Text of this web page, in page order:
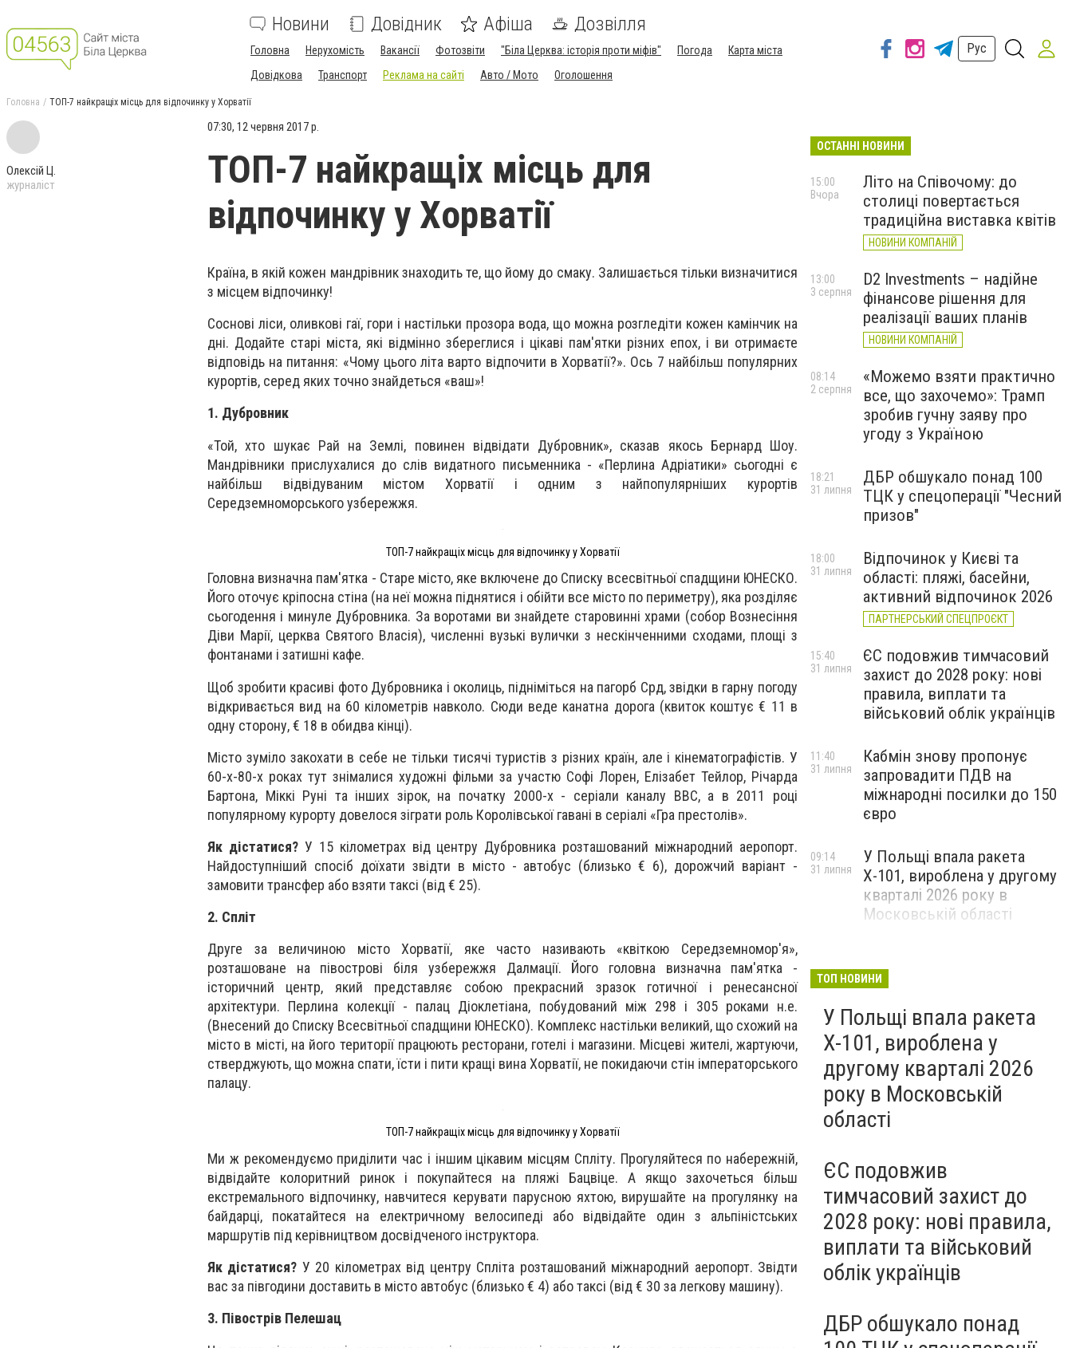
Новини Довідник Афіша Дозвілля
Головна Нерухомість Вакансії Фотозвіти "Біла Церква: історія проти міфів" Погода
Карта міста
Довідкова
Транспорт Реклама на сайті Авто / Мото Оголошення
Рус
Головна ТОП-7 найкращіх місць для відпочинку у Хорватії
Олексій Ц.
журналіст
07:30, 12 червня 2017 р.
ТОП-7 найкращіх місць для
відпочинку у Хорватії
Країна, в якій кожен мандрівник знаходить те, що йому до смаку. Залишається тільки визначитися
з місцем відпочинку!
Соснові ліси, оливкові гаї, гори і настільки прозора вода, що можна розгледіти кожен камінчик на
дні. Додайте старі міста, які відмінно збереглися і цікаві пам'ятки різних епох, і ви отримаєте
відповідь на питання: «Чому цього літа варто відпочити в Хорватії?». Ось 7 найбільш популярних
курортів, серед яких точно знайдеться «ваш»!
1. Дубровник
«Той, хто шукає Рай на Землі, повинен відвідати Дубровник», сказав якось Бернард Шоу.
Мандрівники прислухалися до слів видатного письменника - «Перлина Адріатики» сьогодні є
найбільш відвідуваним містом Хорватії і одним з найпопулярніших курортів
Середземноморського узбережжя.
ТОП-7 найкращіх місць для відпочинку у Хорватії
Головна визначна пам'ятка - Старе місто, яке включене до Списку всесвітньої спадщини ЮНЕСКО.
Його оточує кріпосна стіна (на неї можна піднятися і обійти все місто по периметру), яка розділяє
сьогодення і минуле Дубровника. За воротами ви знайдете старовинні храми (собор Вознесіння
Діви Марії, церква Святого Власія), численні вузькі вулички з нескінченними сходами, площі з
фонтанами і затишні кафе.
Щоб зробити красиві фото Дубровника і околиць, підніміться на пагорб Срд, звідки в гарну погоду
відкривається вид на 60 кілометрів навколо. Сюди веде канатна дорога (квиток коштує € 11 в
одну сторону, € 18 в обидва кінці).
Місто зуміло закохати в себе не тільки тисячі туристів з різних країн, але і кінематографістів. У
60-х-80-х роках тут знімалися художні фільми за участю Софі Лорен, Елізабет Тейлор, Річарда
Бартона, Міккі Руні та інших зірок, на початку 2000-х - серіали каналу ВВС, а в 2011 році
популярному курорту довелося зіграти роль Королівської гавані в серіалі «Гра престолів».
Як дістатися?У 15 кілометрах від центру Дубровника розташований міжнародний аеропорт.
Найдоступніший спосіб доїхати звідти в місто - автобус (близько € 6), дорожчий варіант -
замовити трансфер або взяти таксі (від € 25).
2. Спліт
Друге за величиною місто Хорватії, яке часто називають «квіткою Середземномор'я»,
розташоване на півострові біля узбережжя Далмації. Його головна визначна пам'ятка -
історичний центр, який представляє собою прекрасний зразок готичної і ренесансної
архітектури. Перлина колекції - палац Діоклетіана, побудований між 298 і 305 роками н.е.
(Внесений до Списку Всесвітньої спадщини ЮНЕСКО). Комплекс настільки великий, що схожий на
місто в місті, на його території працюють ресторани, готелі і магазини. Місцеві жителі, жартуючи,
стверджують, що можна спати, їсти і пити кращі вина Хорватії, не покидаючи стін імператорського
палацу.
ТОП-7 найкращіх місць для відпочинку у Хорватії
Ми ж рекомендуємо приділити час і іншим цікавим місцям Спліту. Прогуляйтеся по набережній,
відвідайте колоритний ринок і покупайтеся на пляжі Бацвіце. А якщо захочеться більш
екстремального відпочинку, навчитеся керувати парусною яхтою, вирушайте на прогулянку на
байдарці, покатайтеся на електричному велосипеді або відвідайте один з альпіністських
маршрутів під керівництвом досвідченого інструктора.
Як дістатися? У 20 кілометрах від центру Спліта розташований міжнародний аеропорт. Звідти
вас за півгодини доставить в місто автобус (близько € 4) або таксі (від € 30 за легкову машину).
3. Півострів Пелешац
ОСТАННІ НОВИНИ
Літо на Співочому: до
столиці повертається
традиційна виставка квітів
НОВИНИ КОМПАНІЙ
15:00
Вчора
D2 Investments – надійне
фінансове рішення для
реалізації ваших планів
НОВИНИ КОМПАНІЙ
13:00
3 серпня
«Можемо взяти практично
все, що захочемо»: Трамп
зробив гучну заяву про
угоду з Україною
08:14
2 серпня
ДБР обшукало понад 100
ТЦК у спецоперації "Чесний
призов"
18:21
31 липня
Відпочинок у Києві та
області: пляжі, басейни,
активний відпочинок 2026
ПАРТНЕРСЬКИЙ СПЕЦПРОЄКТ
18:00
31 липня
ЄС подовжив тимчасовий
захист до 2028 року: нові
правила, виплати та
військовий облік українців
15:40
31 липня
Кабмін знову пропонує
запровадити ПДВ на
міжнародні посилки до 150
євро
11:40
31 липня
У Польщі впала ракета
Х-101, вироблена у другому
кварталі 2026 року в
Московській області
09:14
31 липня
ТОП НОВИНИ
У Польщі впала ракета
Х-101, вироблена у
другому кварталі 2026
року в Московській
області
ЄС подовжив
тимчасовий захист до
2028 року: нові правила,
виплати та військовий
облік українців
ДБР обшукало понад